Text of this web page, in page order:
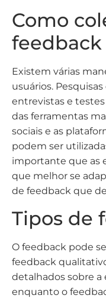
Como
feedback
Existem várias
usuários.
entrevistas e
das ferramentas
sociais e as
podem ser
importante que as
que melhor se
de feedback que
Tipos de
O feedback pode
feedback
detalhados sobre a
enquanto o